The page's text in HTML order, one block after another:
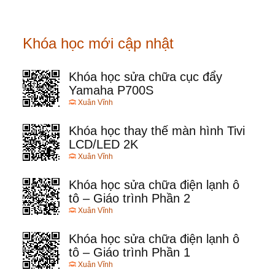
Khóa học mới cập nhật
Khóa học sửa chữa cục đẩy
Yamaha P700S
Xuân Vĩnh
Khóa học thay thế màn hình Tivi
LCD/LED 2K
Xuân Vĩnh
Khóa học sửa chữa điện lạnh ô
tô – Giáo trình Phần 2
Xuân Vĩnh
Khóa học sửa chữa điện lạnh ô
tô – Giáo trình Phần 1
Xuân Vĩnh